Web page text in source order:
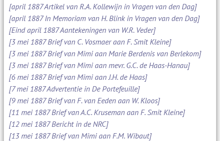
[april 1887 Artikel van R.A. Kollewijn in Vragen van den Dag]
[april 1887 In Memoriam van H. Blink in Vragen van den Dag]
[Eind april 1887 Aantekeningen van W.R. Veder]
[3 mei 1887 Brief van C. Vosmaer aan F. Smit Kleine]
[3 mei 1887 Brief van Mimi aan Marie Berdenis van Berlekom]
[3 mei 1887 Brief van Mimi aan mevr. G.C. de Haas-Hanau]
[6 mei 1887 Brief van Mimi aan J.H. de Haas]
[7 mei 1887 Advertentie in De Portefeuille]
[9 mei 1887 Brief van F. van Eeden aan W. Kloos]
[11 mei 1887 Brief van A.C. Kruseman aan F. Smit Kleine]
[12 mei 1887 Bericht in de NRC]
[13 mei 1887 Brief van Mimi aan F.M. Wibaut]